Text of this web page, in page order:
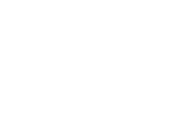
浴室的臥室